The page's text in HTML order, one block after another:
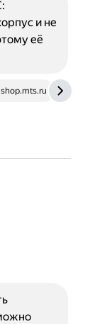
shop.mts.ru
и не
её